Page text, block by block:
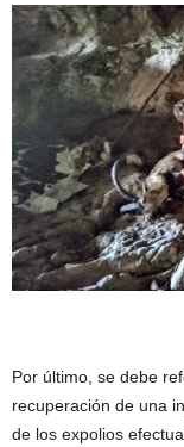
Por último, se debe
recuperación de una
de los expolios